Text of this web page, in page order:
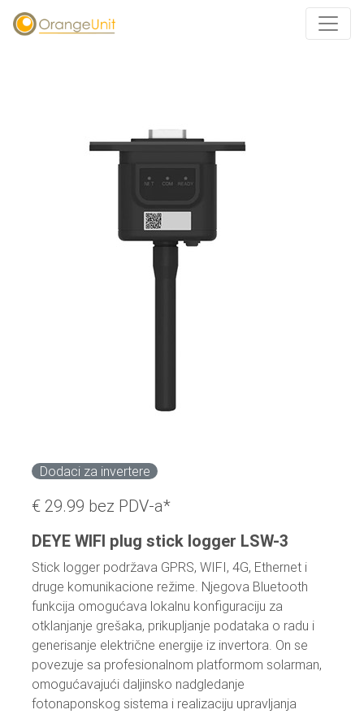
Dodaci za invertere
€ 29.99 bez PDV-a*
DEYE WIFI plug stick logger LSW-3
Stick logger podržava GPRS, WIFI, 4G, Ethernet i
druge komunikacione režime. Njegova Bluetooth
funkcija omogućava lokalnu konfiguraciju za
otklanjanje grešaka, prikupljanje podataka o radu i
generisanje električne energije iz invertora. On se
povezuje sa profesionalnom platformom solarman,
omogućavajući daljinsko nadgledanje
fotonaponskog sistema i realizaciju upravljanja